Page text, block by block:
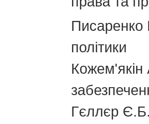
Писаренко
політики
Кожем'якін
Гєллєр